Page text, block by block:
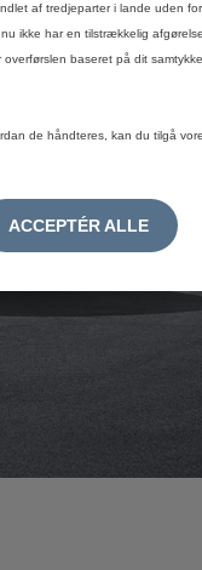
af tredjeparter i lande uden
ikke har en tilstrækkelig
baseret på dit samtykke
de håndteres, kan du tilgå
ACCEPTÉR ALLE